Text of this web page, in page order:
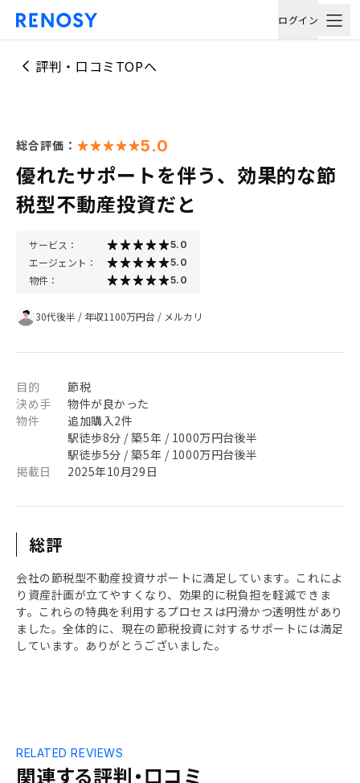
ログイン
評判・口コミTOPへ
総合評価： 5.0
優れたサポートを伴う、効果的な節
税型不動産投資だと
サービス： 5.0
エージェント： 5.0
物件： 5.0
30代後半 / 年収1100万円台 / メルカリ
目的
節税
決め手
物件が良かった
物件
追加購入2件
駅徒歩8分 / 築5年 / 1000万円台後半
駅徒歩5分 / 築5年 / 1000万円台後半
掲載日
2025年10月29日
総評
会社の節税型不動産投資サポートに満足しています。これによ
り資産計画が立てやすくなり、効果的に税負担を軽減できま
す。これらの特典を利用するプロセスは円滑かつ透明性があり
ました。全体的に、現在の節税投資に対するサポートには満足
しています。ありがとうございました。
関連する評判・口コミ
RELATED REVIEWS